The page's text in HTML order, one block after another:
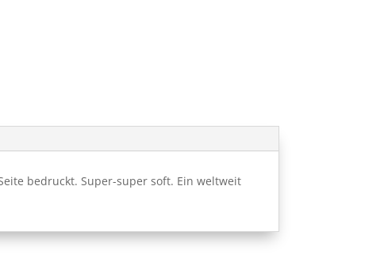
bedruckt. Super-super soft. Ein weltweit